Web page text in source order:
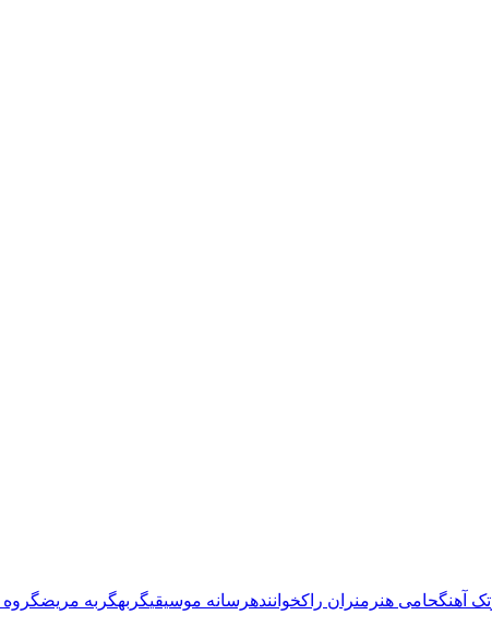
تک آهنگحامی هنرمنران راکخوانندهرسانه موسیقیگربهگربه مریضگروه